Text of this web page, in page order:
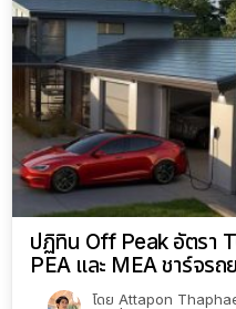
ปฏิทิน Off Peak อัตรา
PEA และ MEA ชาร์จร
โดย Attapon